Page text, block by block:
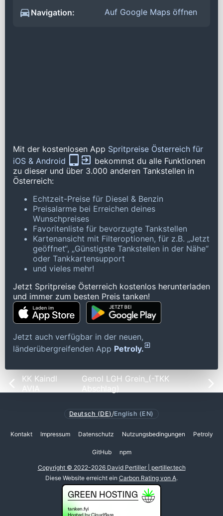
Navigation:
Auf Google Maps öffnen
Mit der kostenlosen App Spritpreise Österreich für
iOS & Android
bekommst du alle Funktionen
zu dieser und über 3.000 anderen Tankstellen in
Österreich:
Echtzeit-Preise für Diesel & Benzin
Preisalarme bei Erreichen deines
Wunschpreises
Favoritenliste für bevorzugte Tankstellen
Kartenansicht mit Filteroptionen, für z.B. „Jetzt
geöffnet“, „Günstigste Tankstellen in der Nähe“
oder Tankkartensupport
und vieles mehr!
Jetzt Spritpreise Österreich kostenlos herunterladen
und immer zum besten Preis tanken!
Jetzt auch verfügbar in der neuen,
länderübergreifenden App Petroly.
KK Kaindl
AVIA
Genol LGH Grein_(-TKK
Abschlag)
Deutsch (DE)/English (EN)
Kontakt Impressum Datenschutz Nutzungsbedingungen Petroly
GitHub npm
Copyright © 2022-2026 David Pertiller | pertiller.tech
Diese Website erreicht ein Carbon Rating von A.